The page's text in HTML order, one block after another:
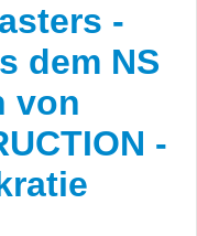
-
dem NS
von
-